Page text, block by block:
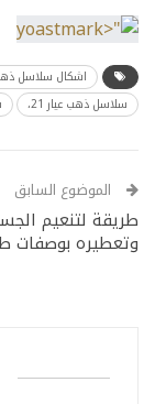
اشكال سلاسل ذهب
سلاسل ذهب عيار 21،
الموضوع السابق
طريقة لتنعيم
وتعطيره بوصفات